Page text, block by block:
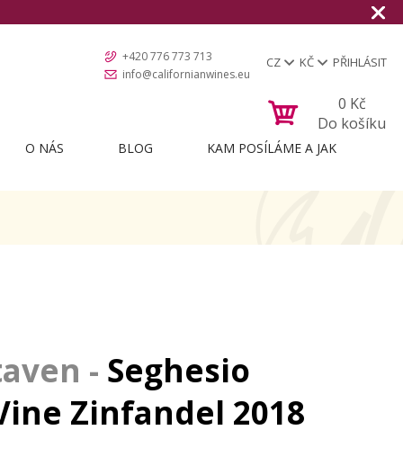
+420 776 773 713
info@californianwines.eu
CZ KČ PŘIHLÁSIT
0 Kč
Do košíku
O NÁS BLOG KAM POSÍLÁME A JAK
Seghesio
Zinfandel 2018